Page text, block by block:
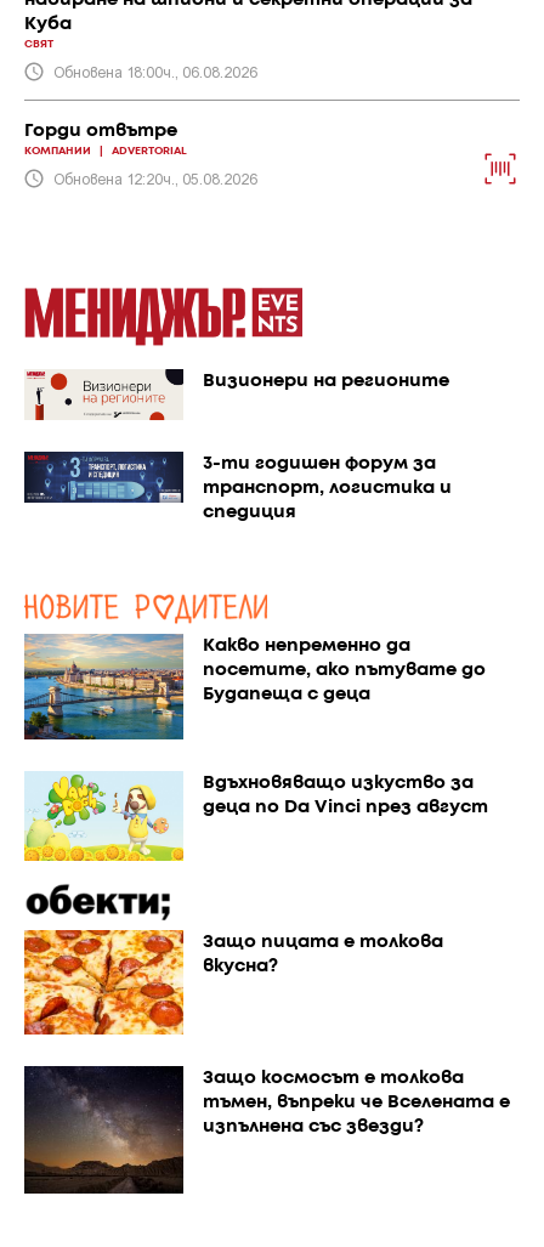
Куба
СВЯТ
Обновена 18:00ч., 06.08.2026
Горди отвътре
КОМПАНИИ ADVERTORIAL
Обновена 12:20ч., 05.08.2026
Визионери на регионите
3-ти годишен форум за
транспорт, логистика и
спедиция
Какво непременно да
посетите, ако пътувате до
Будапеща с деца
Вдъхновяващо изкуство за
деца по Da Vinci през август
Защо пицата е толкова
вкусна?
Защо космосът е толкова
тъмен, въпреки че Вселената е
изпълнена със звезди?